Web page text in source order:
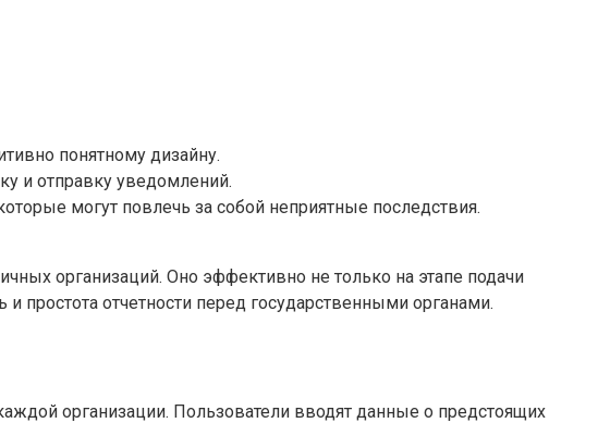
понятному дизайну.
и отправку уведомлений.
могут повлечь за собой неприятные последствия.
организаций. Оно эффективно не только на этапе подачи
простота отчетности перед государственными органами.
организации. Пользователи вводят данные о предстоящих